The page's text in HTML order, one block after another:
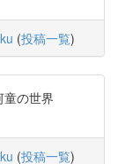
(投稿一覧)
の世界
(投稿一覧)